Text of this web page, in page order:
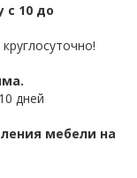
с 10 до
дней
мебели на